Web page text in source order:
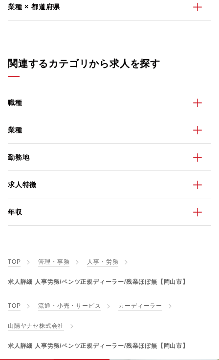
業種 × 都道府県
関連するカテゴリから求人を探す
職種
業種
勤務地
求人特徴
年収
TOP 管理・事務 人事・労務
求人詳細 人事労務/ベンツ正規ディーラー/残業ほぼ無【岡山市】
TOP 流通・小売・サービス カーディーラー
山陽ヤナセ株式会社
求人詳細 人事労務/ベンツ正規ディーラー/残業ほぼ無【岡山市】